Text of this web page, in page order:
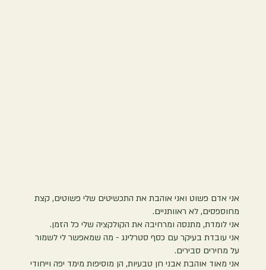
אני אדם פשוט ואני אוהבת את התכשיטים שלי פשוטים, קצת
מחוספסים, לא ראוותניים.
אני לומדת, מתנסה ומרחיבה את הקולקציה שלי כל הזמן.
אני עובדת בעיקר עם כסף סטרלינג - מה שמאפשר לי לשמור
על מחירים סבירים.
אני מאוד אוהבת אבני חן טבעיות, הן מוסיפות מימד יפה וייחודי